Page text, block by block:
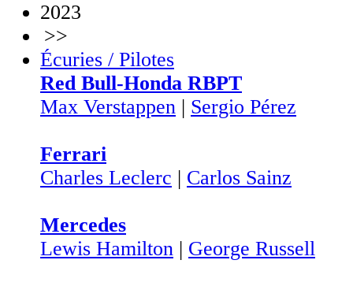
2023
>>
Écuries / Pilotes
Red Bull-Honda RBPT
Max Verstappen | Sergio Pérez
Ferrari
Charles Leclerc | Carlos Sainz
Mercedes
Lewis Hamilton | George Russell